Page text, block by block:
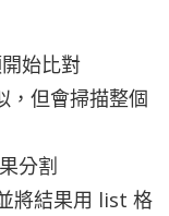
始比對
但會掃描整個
分割
將結果用 list 格